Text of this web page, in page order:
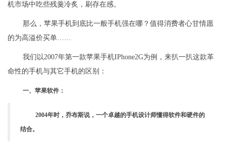
机市场中吃些残羹冷炙，刷存在感。
那么，苹果手机到底比一般手机强在哪？值得消费者心甘情愿
的为高溢价买单……
我们以2007年第一款苹果手机IPhone2G为例，来扒一扒这款革
命性的手机与其它手机的区别：
一、苹果软件：
2004年时，乔布斯说，一个卓越的手机设计师懂得软件和硬件的
结合。